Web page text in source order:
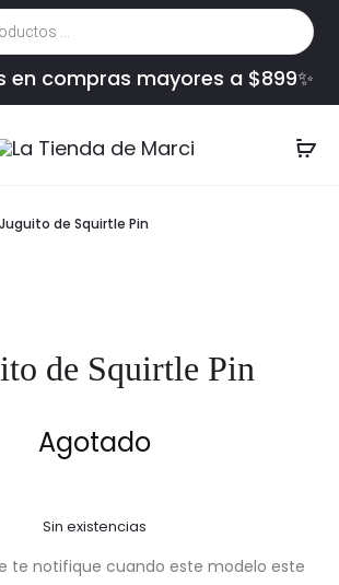
en compras mayores a $899✨
Juguito de Squirtle Pin
de Squirtle Pin
Agotado
Sin existencias
te notifique cuando este modelo este